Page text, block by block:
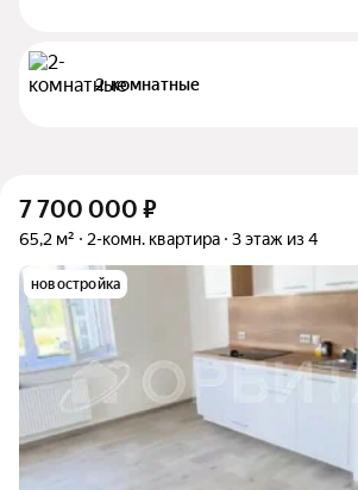
2-комнатные
7 700 000 ₽
65,2 м² 2-комн. квартира 3 этаж из 4
новостройка